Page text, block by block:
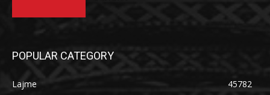
POPULAR CATEGORY
Lajme
45782